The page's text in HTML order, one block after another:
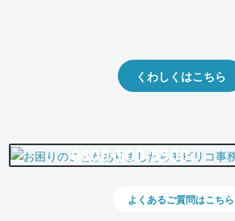
くわしくはこちら
0800-500-5500
よくあるご質問はこちら